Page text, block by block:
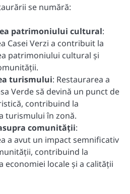
se numără:
patrimoniului cultural:
Casei Verzi a contribuit la
patrimoniului cultural și
turismului: Restaurarea a
Verde să devină un punct de
contribuind la
turismului în zonă.
comunității:
a avut un impact semnificativ
contribuind la
economiei locale și a calității